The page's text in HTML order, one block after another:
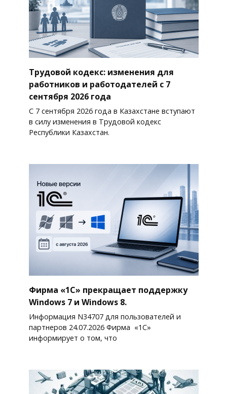
Трудовой кодекс: изменения для
работников и работодателей с 7
сентября 2026 года
С 7 сентября 2026 года в Казахстане вступают
в силу изменения в Трудовой кодекс
Республики Казахстан.
Фирма «1С» прекращает поддержку
Windows 7 и Windows 8.
Информация N34707 для пользователей и
партнеров 24.07.2026 Фирма «1С»
информирует о том, что